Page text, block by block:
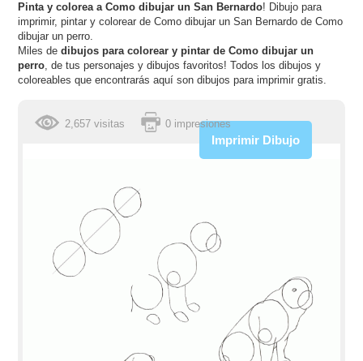
Pinta y colorea a Como dibujar un San Bernardo! Dibujo para
imprimir, pintar y colorear de Como dibujar un San Bernardo de Como
dibujar un perro.
Miles dedibujos para colorear y pintar de Como dibujar un
perro, de tus personajes y dibujos favoritos! Todos los dibujos y
coloreables que encontrarás aquí son dibujos para imprimir gratis.
2,657 visitas 0 impresiones
Imprimir Dibujo